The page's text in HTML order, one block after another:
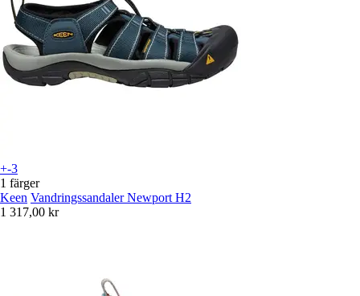
+-3
1 färger
Keen Vandringssandaler Newport H2
1 317,00 kr